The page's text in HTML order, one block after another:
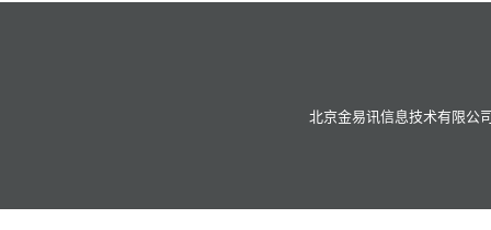
北京金易讯信息技术有限公